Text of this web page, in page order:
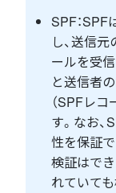
SPF：SPF
し、送信
ールを受
と送信者
（SPFレ
す。なお
性を保証
検証はで
れていて